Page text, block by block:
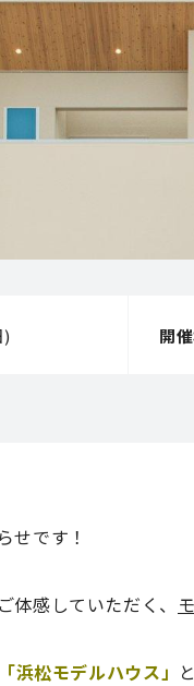
開
せです！
感していただく、
「浜松モデルハウス」